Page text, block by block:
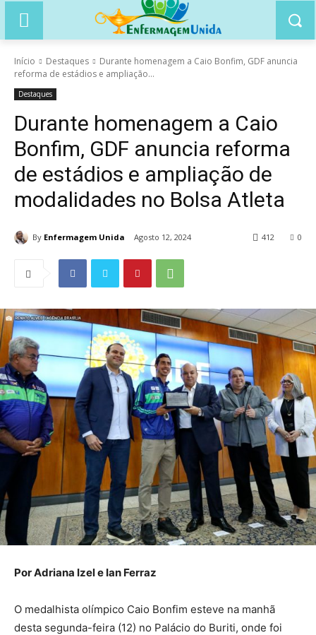
Início Destaques
Durante homenagem a Caio Bonfim, GDF anuncia
reforma de estádios e ampliação...
Destaques
Durante homenagem a Caio
Bonfim, GDF anuncia reforma
de estádios e ampliação de
modalidades no Bolsa Atleta
By Enfermagem Unida Agosto 12, 2024 0
412
Por Adriana Izel e Ian Ferraz
O medalhista olímpico Caio Bonfim esteve na manhã
desta segunda-feira (12) no Palácio do Buriti, onde foi